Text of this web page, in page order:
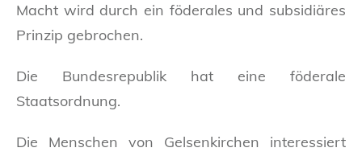
Macht wird durch ein föderales und subsidiäres
Prinzip gebrochen.
Die Bundesrepublik hat eine föderale
Staatsordnung.
Die Menschen von Gelsenkirchen interessiert